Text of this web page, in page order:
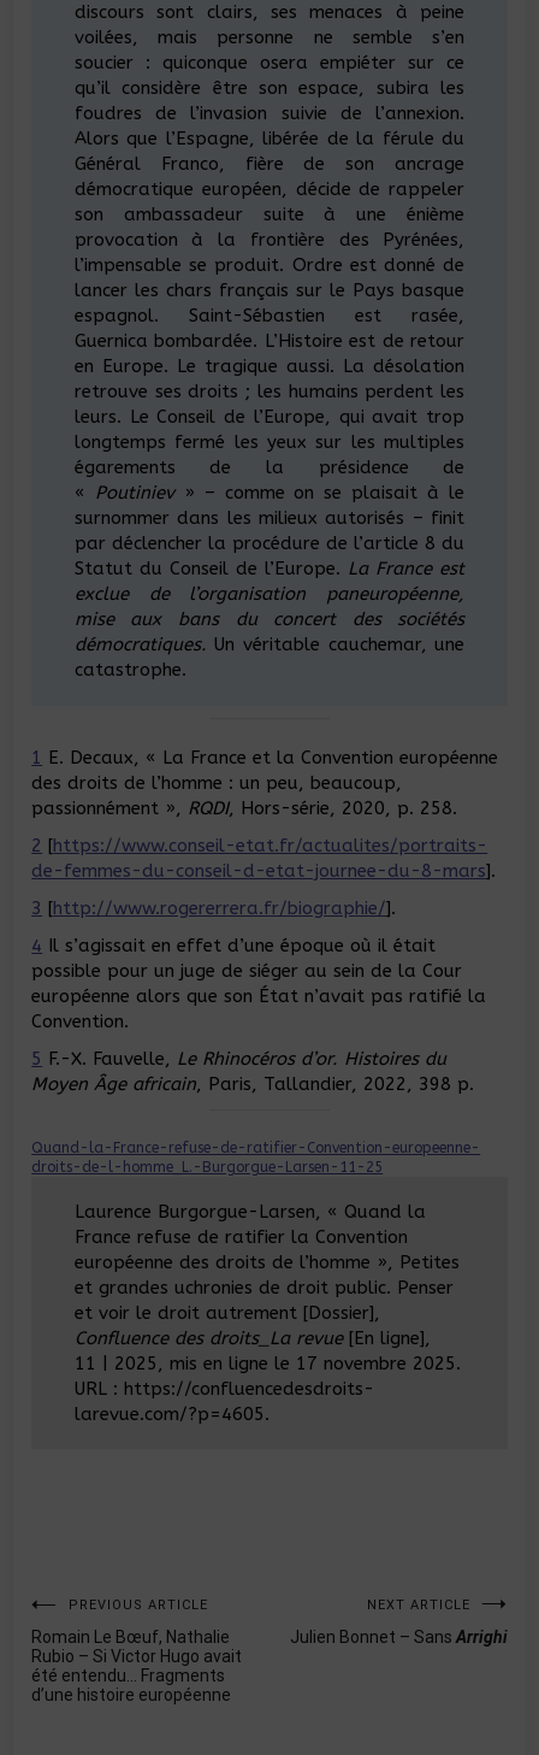
discours sont clairs, ses menaces à peine
voilées, mais personne ne semble s’en
soucier : quiconque osera empiéter sur ce
qu’il considère être son espace, subira les
foudres de l’invasion suivie de l’annexion.
Alors que l’Espagne, libérée de la férule du
Général Franco, fière de son ancrage
démocratique européen, décide de rappeler
son ambassadeur suite à une énième
provocation à la frontière des Pyrénées,
l’impensable se produit. Ordre est donné de
lancer les chars français sur le Pays basque
espagnol. Saint-Sébastien est rasée,
Guernica bombardée. L’Histoire est de retour
en Europe. Le tragique aussi. La désolation
retrouve ses droits ; les humains perdent les
leurs. Le Conseil de l’Europe, qui avait trop
longtemps fermé les yeux sur les multiples
égarements de la présidence de
« Poutiniev » – comme on se plaisait à le
surnommer dans les milieux autorisés – finit
par déclencher la procédure de l’article 8 du
Statut du Conseil de l’Europe. La France est
exclue de l’organisation paneuropéenne,
mise aux bans du concert des sociétés
démocratiques. Un véritable cauchemar, une
catastrophe.
1 E. Decaux, « La France et la Convention européenne
des droits de l’homme : un peu, beaucoup,
passionnément », RQDI, Hors-série, 2020, p. 258.
2 [https://www.conseil-etat.fr/actualites/portraits-
de-femmes-du-conseil-d-etat-journee-du-8-mars].
3 [http://www.rogererrera.fr/biographie/].
4 Il s’agissait en effet d’une époque où il était
possible pour un juge de siéger au sein de la Cour
européenne alors que son État n’avait pas ratifié la
Convention.
5 F.-X. Fauvelle, Le Rhinocéros d’or. Histoires du
Moyen Âge africain, Paris, Tallandier, 2022, 398 p.
Quand-la-France-refuse-de-ratifier-Convention-europeenne-
droits-de-l-homme_L.-Burgorgue-Larsen-11-25
Laurence Burgorgue-Larsen, « Quand la
France refuse de ratifier la Convention
européenne des droits de l’homme », Petites
et grandes uchronies de droit public. Penser
et voir le droit autrement [Dossier],
Confluence des droits_La revue [En ligne],
11 | 2025, mis en ligne le 17 novembre 2025.
URL : https://confluencedesdroits-
larevue.com/?p=4605.
Navigation
de
l’article
PREVIOUS ARTICLE
Romain Le Bœuf, Nathalie
Rubio – Si Victor Hugo avait
été entendu… Fragments
d’une histoire européenne
NEXT ARTICLE
Julien Bonnet – SansArrighi